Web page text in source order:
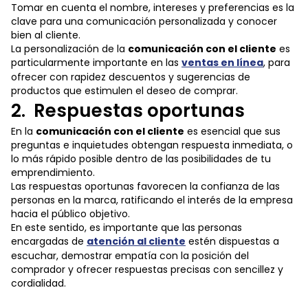
Tomar en cuenta el nombre, intereses y preferencias es la
clave para una comunicación personalizada y conocer
bien al cliente.
La personalización de la comunicación con el cliente es
particularmente importante en las ventas en línea, para
ofrecer con rapidez descuentos y sugerencias de
productos que estimulen el deseo de comprar.
2. Respuestas oportunas
En la comunicación con el cliente es esencial que sus
preguntas e inquietudes obtengan respuesta inmediata, o
lo más rápido posible dentro de las posibilidades de tu
emprendimiento.
Las respuestas oportunas favorecen la confianza de las
personas en la marca, ratificando el interés de la empresa
hacia el público objetivo.
En este sentido, es importante que las personas
encargadas de atención al cliente estén dispuestas a
escuchar, demostrar empatía con la posición del
comprador y ofrecer respuestas precisas con sencillez y
cordialidad.